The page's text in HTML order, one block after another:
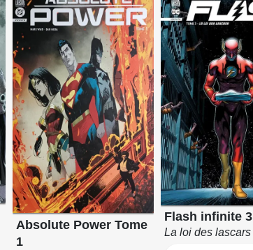
Absolute Power Tome
1
Flash infinite 3
La loi des lascars